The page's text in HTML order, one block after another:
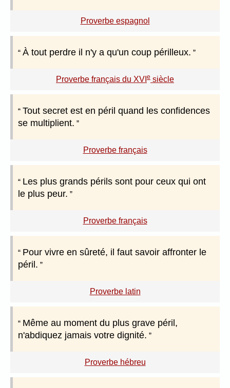
Proverbe espagnol
À tout perdre il n'y a qu'un coup périlleux.
Proverbe français du XVI e siècle
Tout secret est en péril quand les confidences
se multiplient.
Proverbe français
Les plus grands périls sont pour ceux qui ont
le plus peur.
Proverbe français
Pour vivre en sûreté, il faut savoir affronter le
péril.
Proverbe latin
Même au moment du plus grave péril,
n'abdiquez jamais votre dignité.
Proverbe hébreu